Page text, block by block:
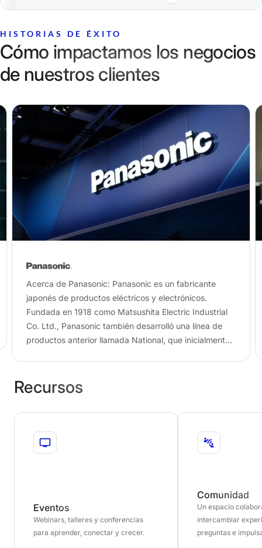
HISTORIAS DE ÉXITO
Cómo impactamos los negocios
de nuestros clientes
Acerca de Panasonic: Panasonic es un fabricante
japonés de productos eléctricos y electrónicos.
Fundada en 1918 como Matsushita Electric Industrial
Co. Ltd., Panasonic también desarrolló una línea de
productos anterior llamada National, que inicialmente
Recursos
Eventos
Webinars, talleres y conferencias
para aprender, conectar y crecer.
Comunidad
Un espacio
intercambiar
preguntas e